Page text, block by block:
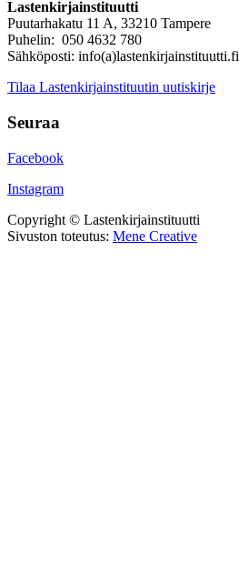
Lastenkirjainstituutti
Puutarhakatu 11 A, 33210 Tampere
Puhelin: 050 4632 780
Sähköposti: info(a)lastenkirjainstituutti.fi
Tilaa Lastenkirjainstituutin uutiskirje
Seuraa
Facebook
Instagram
Copyright © Lastenkirjainstituutti
Sivuston toteutus: Mene Creative